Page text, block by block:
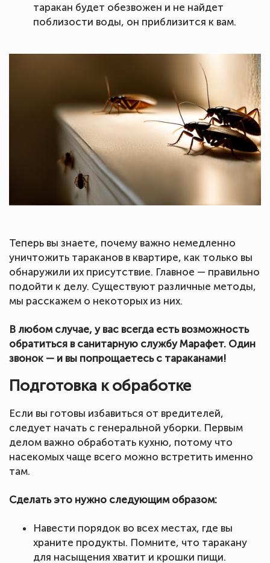
таракан будет обезвожен и не найдет
поблизости воды, он приблизится к вам.
Теперь вы знаете, почему важно немедленно
уничтожить тараканов в квартире, как только вы
обнаружили их присутствие. Главное — правильно
подойти к делу. Существуют различные методы,
мы расскажем о некоторых из них.
В любом случае, у вас всегда есть возможность
обратиться в санитарную службу Марафет. Один
звонок — и вы попрощаетесь с тараканами!
Подготовка к обработке
Если вы готовы избавиться от вредителей,
следует начать с генеральной уборки. Первым
делом важно обработать кухню, потому что
насекомых чаще всего можно встретить именно
там.
Сделать это нужно следующим образом:
Навести порядок во всех местах, где вы
храните продукты. Помните, что таракану
для насыщения хватит и крошки пищи.